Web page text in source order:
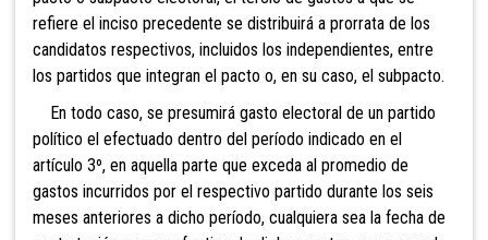
refiere el inciso precedente se distribuirá a prorrata de los
candidatos respectivos, incluidos los independientes, entre
los partidos que integran el pacto o, en su caso, el subpacto.
En todo caso, se presumirá gasto electoral de un partido
político el efectuado dentro del período indicado en el
artículo 3º, en aquella parte que exceda al promedio de
gastos incurridos por el respectivo partido durante los seis
meses anteriores a dicho período, cualquiera sea la fecha de